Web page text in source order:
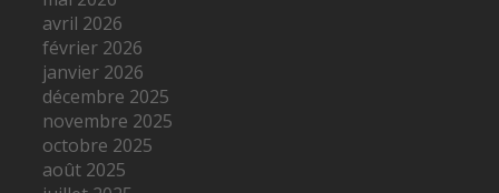
avril 2026
février 2026
janvier 2026
décembre 2025
novembre 2025
octobre 2025
août 2025